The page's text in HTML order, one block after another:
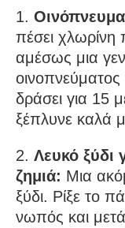
1.
πέσει
αμέσως μια
δράσει για 15
ξέπλυνε καλά
2. Λευκό ξύδι
ζημιά: Μια
ξύδι. Ρίξε το
νωπός και